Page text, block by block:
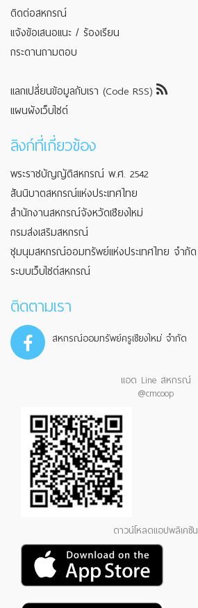
ติดต่อสหกรณ์
แจ้งข้อเสนอแนะ / ร้องเรียน
กระดานถามตอบ
แลกเปลี่ยนข้อมูลกับเรา (Code RSS)
แผนผังเว็บไซต์
ลิงก์ที่เกี่ยวข้อง
พระราชบัญญัติสหกรณ์ พ.ศ. 2542
สันนิบาตสหกรณ์แห่งประเทศไทย
สำนักงานสหกรณ์จังหวัดเชียงใหม่
กรมส่งเสริมสหกรณ์
ชุมนุมสหกรณ์ออมทรัพย์แห่งประเทศไทย จำกัด
ระบบเว็บไซต์สหกรณ์
ติดตามเรา
สหกรณ์ออมทรัพย์ครูเชียงใหม่ จำกัด
แอด Line สหกรณ์
@cmcoop
ดาวน์โหลดแอปพลิเคชัน